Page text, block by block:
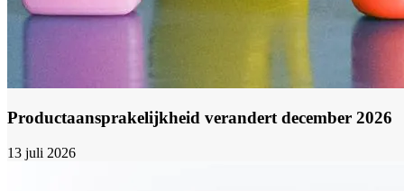
Productaansprakelijkheid verandert december 2026
13 juli 2026